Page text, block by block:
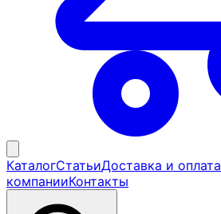
КаталогСтатьиДоставка и оплата
компанииКонтакты